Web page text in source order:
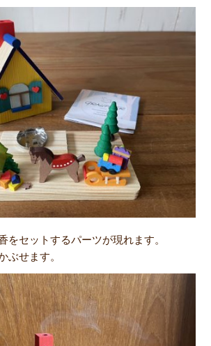
をセットするパーツが現れます。
ぶせます。